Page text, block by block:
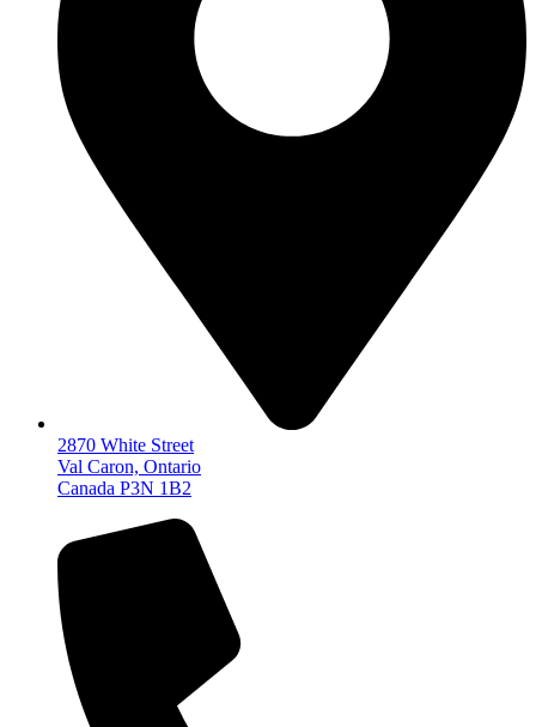
2870 White Street
Val Caron, Ontario
Canada P3N 1B2